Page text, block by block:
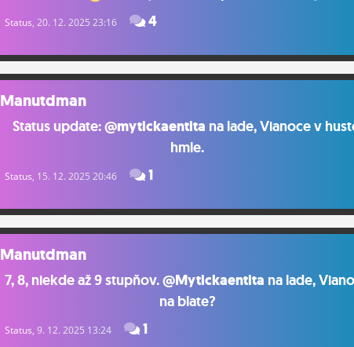
Status, 20. 12. 2025 23:16 4
Manutdman
Status update:@mytickaentita na lade, Vianoce v
hmle.
Status, 15. 12. 2025 20:46 1
Manutdman
7, 8, niekde až 9 stupňov.@Mytickaentita na lade,
na blate?
Status, 9. 12. 2025 13:24 1